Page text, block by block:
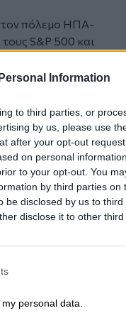
Information
to third parties, or
by us, please use
after your opt-out
on personal
to your opt-out. You
by third parties on
be disclosed by us to
disclose it to other third
personal data.
πόλεμο ΗΠΑ-
τους S&P 500 και
του
του
βαρέλι, ενώ το
ελληνικό
τίτλο της ΔΕΗ,
να
η σύγκρουση στη
H EKT
επιτοκίων, όπως
ημέρα που οι
ένα από τα
στη συνέχεια
74 ημέρες